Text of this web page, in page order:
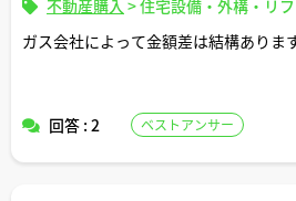
不動産購入 >住宅設備・外構・リ
ガス会社によって金額差は結構ありま
回答 : 2 ベストアンサー